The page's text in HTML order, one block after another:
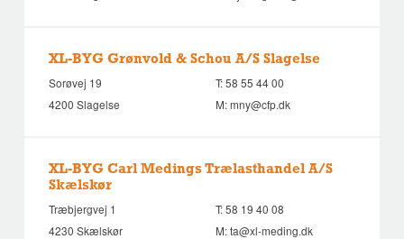
XL-BYG Grønvold & Schou A/S Slagelse
Sorøvej 19
4200 Slagelse
T:58 55 44 00
M:mny@cfp.dk
XL-BYG Carl Medings Trælasthandel A/S
Skælskør
Træbjergvej 1
4230 Skælskør
T:58 19 40 08
M:ta@xl-meding.dk